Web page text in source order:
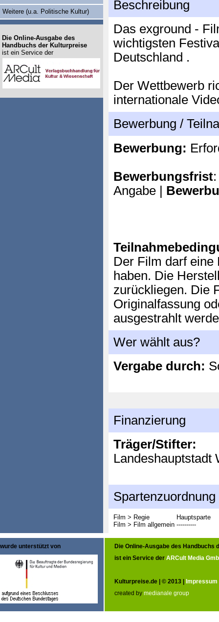
Beschreibung
Das exground -
wichtigsten
Deutschland .
Der Wettbewerb
internationale
Bewerbung /
Bewerbung:
Bewerbungsfrist
Angabe |
Der Film darf eine
haben. Die
zurückliegen. Die
Originalfassung
ausgestrahlt
Wer wählt aus?
Vergabe durch:
Finanzierung
Träger/Stifter:
Landeshauptstadt
Spartenzuordnung
Film > Regie
Hauptsparte
Film > Film allgemein ----------
Weitere (u.a. Politische Kultur)
Die Online-Ausgabe des
Handbuchs der Kulturpreise
ist ein Service der
wurde unterstützt von
Die Online-Ausgabe des Handbuchs
ist ein Service der ARCult Media
Kulturpreise.de | © 2013 | Impressum
created by medianale group